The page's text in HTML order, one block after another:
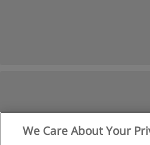
We Care About Your